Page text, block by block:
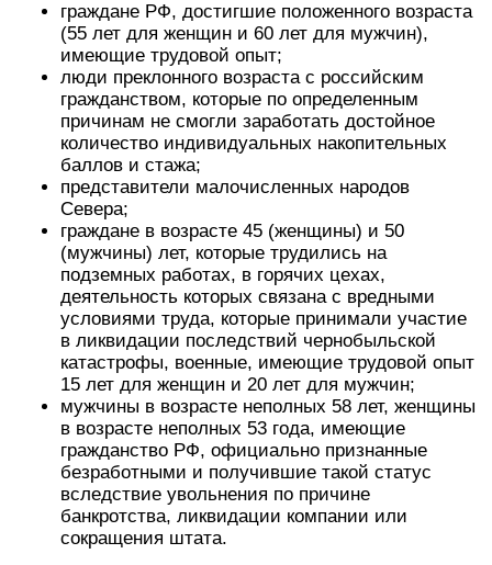
граждане РФ, достигшие положенного возраста
(55 лет для женщин и 60 лет для мужчин),
имеющие трудовой опыт;
люди преклонного возраста с российским
гражданством, которые по определенным
причинам не смогли заработать достойное
количество индивидуальных накопительных
баллов и стажа;
представители малочисленных народов
Севера;
граждане в возрасте 45 (женщины) и 50
(мужчины) лет, которые трудились на
подземных работах, в горячих цехах,
деятельность которых связана с вредными
условиями труда, которые принимали участие
в ликвидации последствий чернобыльской
катастрофы, военные, имеющие трудовой опыт
15 лет для женщин и 20 лет для мужчин;
мужчины в возрасте неполных 58 лет, женщины
в возрасте неполных 53 года, имеющие
гражданство РФ, официально признанные
безработными и получившие такой статус
вследствие увольнения по причине
банкротства, ликвидации компании или
сокращения штата.